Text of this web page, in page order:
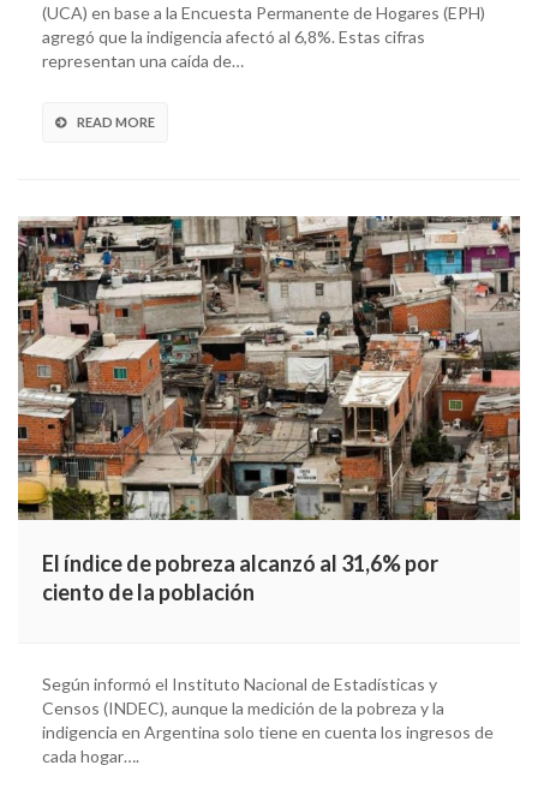
(UCA) en base a la Encuesta Permanente de Hogares (EPH)
agregó que la indigencia afectó al 6,8%. Estas cifras
representan una caída de…
READ MORE
El índice de pobreza alcanzó al 31,6% por
ciento de la población
Según informó el Instituto Nacional de Estadísticas y
Censos (INDEC), aunque la medición de la pobreza y la
indigencia en Argentina solo tiene en cuenta los ingresos de
cada hogar….